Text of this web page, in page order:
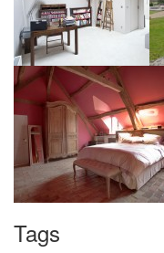
Tags